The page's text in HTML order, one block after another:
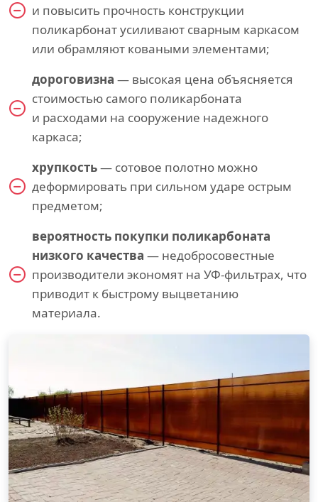
и повысить прочность конструкции
поликарбонат усиливают сварным каркасом
или обрамляют коваными элементами;
дороговизна — высокая цена объясняется
стоимостью самого поликарбоната
и расходами на сооружение надежного
каркаса;
хрупкость— сотовое полотно можно
деформировать при сильном ударе острым
предметом;
вероятность покупки поликарбоната
низкого качества — недобросовестные
производители экономят на УФ-фильтрах, что
приводит к быстрому выцветанию
материала.